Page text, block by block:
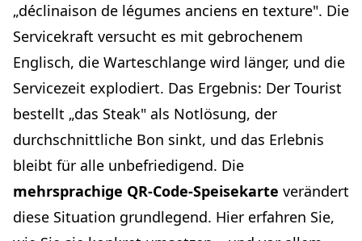
Die konkreten Auswirkungen auf Ihren Betrieb: Was
eine mehrsprachige Speisekarte verändert
Ein höherer Durchschnittsbon
Ein flüssigerer Service und bessere Tischrotation
Weniger Bestellfehler
Bessere Online-Bewertungen
Praktische Umsetzung: Wo fangen Sie an?
Schritt 1 – Bereiten Sie Ihre Speisekarte im digitalen
Format vor
Schritt 2 – Lassen Sie Ihre Speisekarte in die
„déclinaison de légumes anciens en texture". Die
Servicekraft versucht es mit gebrochenem
Englisch, die Warteschlange wird länger, und die
Servicezeit explodiert. Das Ergebnis: Der Tourist
bestellt „das Steak" als Notlösung, der
durchschnittliche Bon sinkt, und das Erlebnis
bleibt für alle unbefriedigend. Die
mehrsprachige QR-Code-Speisekarte verändert
diese Situation grundlegend. Hier erfahren Sie,